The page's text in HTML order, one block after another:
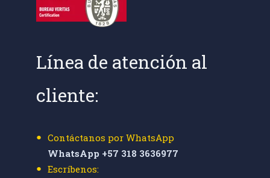
Línea de atención al
cliente:
Contáctanos por WhatsApp
WhatsApp +57 318 3636977
Escríbenos: